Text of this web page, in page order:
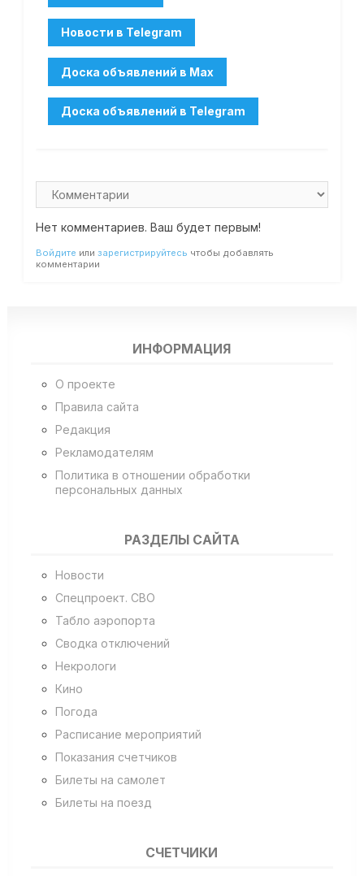
Нет комментариев. Ваш будет первым!
Войдите или зарегистрируйтесь чтобы добавлять
комментарии
ИНФОРМАЦИЯ
О проекте
Правила сайта
Редакция
Рекламодателям
Политика в отношении обработки
персональных данных
РАЗДЕЛЫ САЙТА
Новости
Спецпроект. СВО
Табло аэропорта
Сводка отключений
Некрологи
Кино
Погода
Расписание мероприятий
Показания счетчиков
Билеты на самолет
Билеты на поезд
СЧЕТЧИКИ